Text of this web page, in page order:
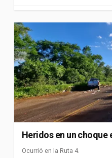
Heridos en un choque
Ocurrió en la Ruta 4.